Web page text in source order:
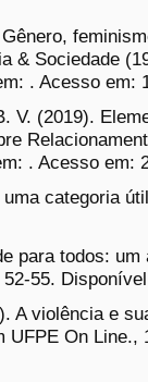
& Sociedade
. Acesso em:
V. (2019).
. Acesso em:
categoria
para todos:
55.
A violência e
UFPE On